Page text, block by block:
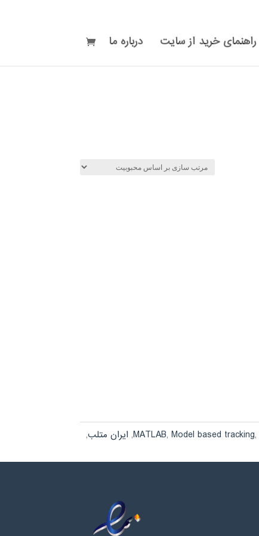
راهنمای خرید از سایت درباره ما
MATLAB, Model based tracking,
, ایران متلب,